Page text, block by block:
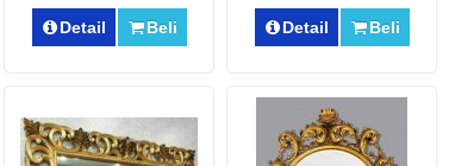
Detail Beli Detail Beli